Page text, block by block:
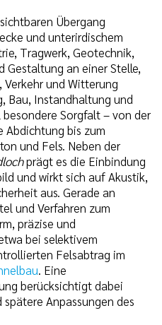
Übergang
und unterirdischem
Tragwerk, Geotechnik,
Gestaltung an einer Stelle,
Verkehr und Witterung
Bau, Instandhaltung und
Sorgfalt – von der
Abdichtung bis zum
und Fels. Neben der
prägt es die Einbindung
und wirkt sich auf Akustik,
aus. Gerade an
und Verfahren zum
präzise und
bei selektivem
Felsabtrag im
. Eine
berücksichtigt dabei
Anpassungen des